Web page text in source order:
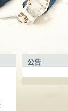
公告